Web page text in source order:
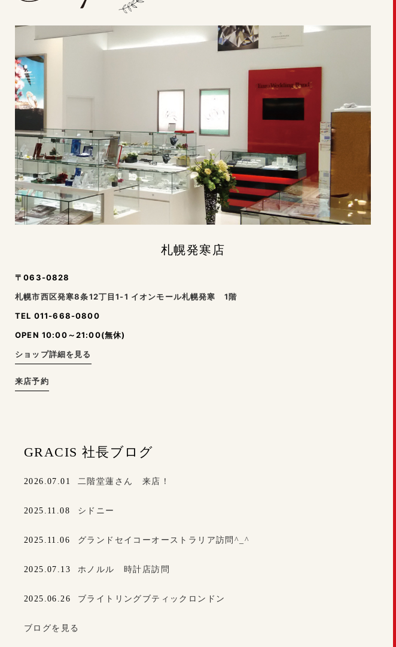
札幌発寒店
〒063-0828
札幌市西区発寒8条12丁目1-1 イオンモール札幌発寒 1階
TEL 011-668-0800
OPEN 10:00～21:00(無休)
ショップ詳細を見る
来店予約
GRACIS 社長ブログ
2026.07.01 二階堂蓮さん 来店！
2025.11.08 シドニー
2025.11.06 グランドセイコーオーストラリア訪問^_^
2025.07.13 ホノルル 時計店訪問
2025.06.26 ブライトリングブティックロンドン
ブログを見る